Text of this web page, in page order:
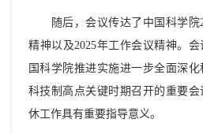
随后，会议传达了中国科学院
精神以及2025年工作会议精神。
国科学院推进实施进一步全面深
科技制高点关键时期召开的重要
休工作具有重要指导意义。